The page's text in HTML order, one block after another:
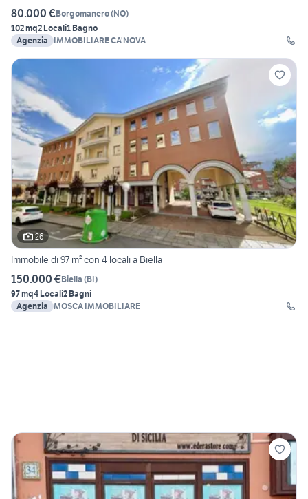
80.000 €Borgomanero(NO)
102 mq2 Locali1 Bagno
Agenzia
IMMOBILIARE CA'NOVA
26
Immobile di 97 m² con 4 locali a Biella
150.000 €Biella (BI)
97 mq4 Locali2 Bagni
Agenzia MOSCA IMMOBILIARE